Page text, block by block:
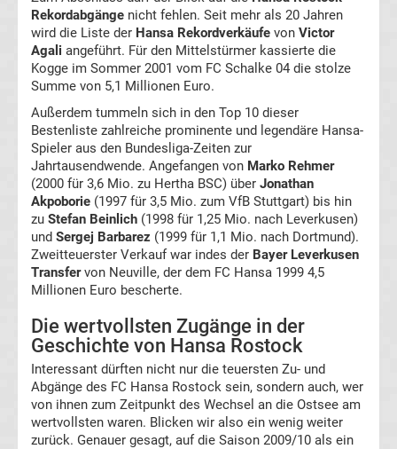
Tabelle
Champions
League
Ergebnisse
Europa
League
Tabelle
Europa
League
Ergebnisse
Rekordabgänge nicht fehlen. Seit mehr als 20 Jahren
wird die Liste der Hansa Rekordverkäufe von Victor
Agali angeführt. Für den Mittelstürmer kassierte die
Kogge im Sommer 2001 vom FC Schalke 04 die stolze
Summe von 5,1 Millionen Euro.
Außerdem tummeln sich in den Top 10 dieser
Bestenliste zahlreiche prominente und legendäre Hansa-
Spieler aus den Bundesliga-Zeiten zur
Jahrtausendwende. Angefangen von Marko Rehmer
(2000 für 3,6 Mio. zu Hertha BSC) über Jonathan
Akpoborie (1997 für 3,5 Mio. zum VfB Stuttgart) bis hin
zu Stefan Beinlich (1998 für 1,25 Mio. nach Leverkusen)
und Sergej Barbarez (1999 für 1,1 Mio. nach Dortmund).
Zweitteuerster Verkauf war indes der Bayer Leverkusen
Transfervon Neuville, der dem FC Hansa 1999 4,5
Millionen Euro bescherte.
Die wertvollsten Zugänge in der
Geschichte von Hansa Rostock
Interessant dürften nicht nur die teuersten Zu- und
Abgänge des FC Hansa Rostock sein, sondern auch, wer
von ihnen zum Zeitpunkt des Wechsel an die Ostsee am
wertvollsten waren. Blicken wir also ein wenig weiter
zurück. Genauer gesagt, auf die Saison 2009/10 als ein